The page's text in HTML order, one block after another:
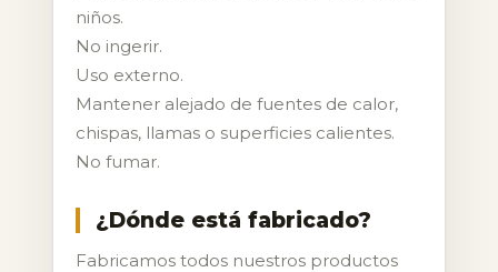
niños.
No ingerir.
Uso externo.
Mantener alejado de fuentes de calor,
chispas, llamas o superficies calientes.
No fumar.
¿Dónde está fabricado?
Fabricamos todos nuestros productos